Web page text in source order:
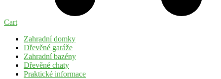
Cart
Zahradní domky
Dřevěné garáže
Zahradní bazény
Dřevěné chaty
Praktické informace